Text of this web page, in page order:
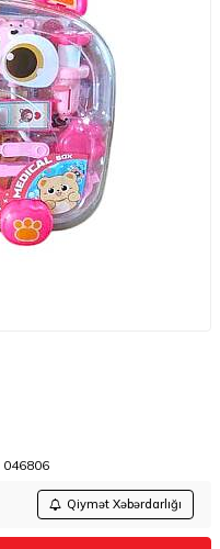
046806
Qiymət Xəbərdarlığı